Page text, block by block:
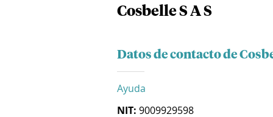
Cosbelle S A S
Datos de contacto de
Ayuda
NIT: 9009929598